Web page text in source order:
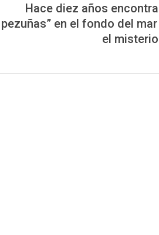
Hace diez años
pezuñas” en el fondo del
el